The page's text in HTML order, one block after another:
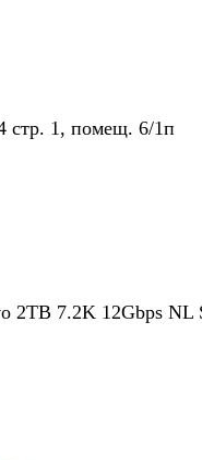
стр. 1, помещ. 6/1п
2TB 7.2K 12Gbps NL